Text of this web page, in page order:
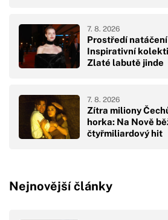
Prostředí
Inspirativní
Zlaté labutě jinde
7. 8. 2026
Zítra miliony
horka: Na Nově
čtyřmiliardový hit
7. 8. 2026
Nejnovější články